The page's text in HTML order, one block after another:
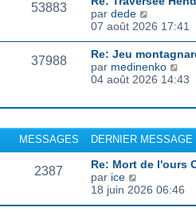
e
s
e
n
i
e
r
m
a
g
e
r
e
d
e
r
n
e
m
e
s
s
g
e
53883
par dede
o
s
u
l
l
e
d
e
n
i
07 août 2026 17:41
37988
Re: Jeu
par medinenko
o
l
t
e
r
e
d
04 août 2026 14:43
MESSAGES DERNIER MESSAGE
2387
Re: Mort de l'ours
par ice
o
18 juin 2026 06:46